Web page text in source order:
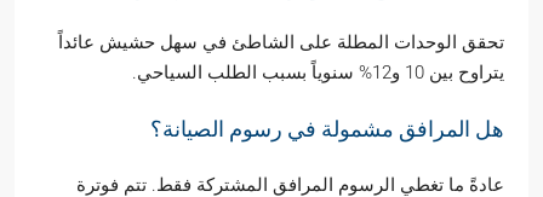
تحقق الوحدات المطلة على الشاطئ في سهل حشيش عائداً
يتراوح بين 10 و12% سنوياً بسبب الطلب السياحي.
هل المرافق مشمولة في رسوم الصيانة؟
عادةً ما تغطي الرسوم المرافق المشتركة فقط. تتم فوترة